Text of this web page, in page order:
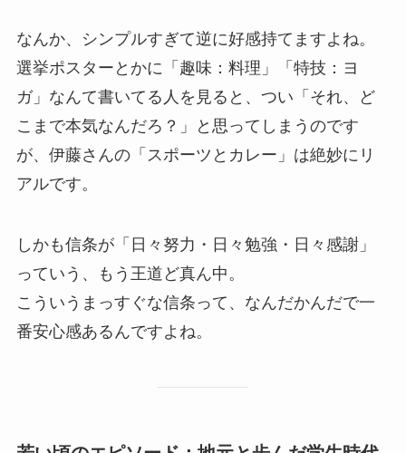
なんか、シンプルすぎて逆に好感持てますよね。
選挙ポスターとかに「趣味：料理」「特技：ヨ
ガ」なんて書いてる人を見ると、つい「それ、ど
こまで本気なんだろ？」と思ってしまうのです
が、伊藤さんの「スポーツとカレー」は絶妙にリ
アルです。
しかも信条が「日々努力・日々勉強・日々感謝」
っていう、もう王道ど真ん中。
こういうまっすぐな信条って、なんだかんだで一
番安心感あるんですよね。